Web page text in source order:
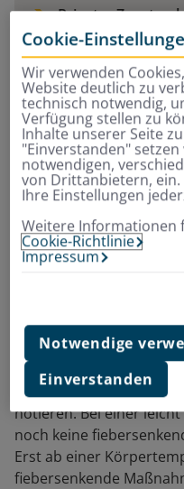
Privater
Tag
Rundumschutzin
Lebensbereichen
inkl. Leistungen
im Krankenhaus
Jetzt Beitrag
abschließen
Was sollte
tun?
Hat das Kind Fieber,
täglich) die Temperatur
notieren. Bei einer
noch keine
Erst ab einer
fiebersenkende
Cookie-
Wir verwenden
Website deutlich zu
technisch notwendig,
Verfügung stellen zu
Inhalte unserer Seite
"Einverstanden"
notwendigen,
von Drittanbietern, ein.
Ihre Einstellungen
Weitere Informationen
Cookie-Richtlinie
Impressum
Notwendige
Einverstanden